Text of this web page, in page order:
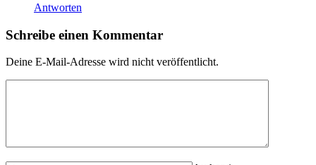
Antworten
Schreibe einen Kommentar
Deine E-Mail-Adresse wird nicht veröffentlicht.